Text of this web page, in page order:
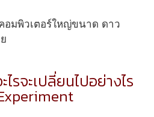
คอมพิวเตอร์ใหญ่ขนาด ดาว
ไรจะเปลี่ยนไปอย่างไร